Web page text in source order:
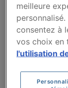
AUTO
FIL
meilleure
consentez à
vos choix en
l'utilisation